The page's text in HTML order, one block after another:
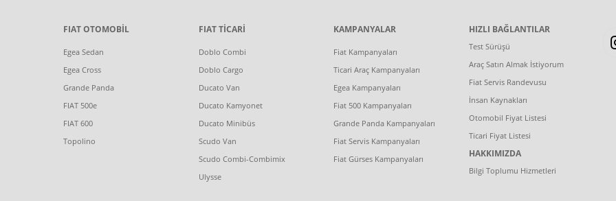
FIAT OTOMOBİL
Egea Sedan
Egea Cross
Grande Panda
FIAT 500e
FIAT 600
Topolino
FIAT TİCARİ
Doblo Combi
Doblo Cargo
Ducato Van
Ducato Kamyonet
Ducato Minibüs
Scudo Van
Scudo Combi-Combimix
Ulysse
KAMPANYALAR
Fiat Kampanyaları
Ticari Araç Kampanyaları
Egea Kampanyaları
Fiat 500 Kampanyaları
Grande Panda Kampanyaları
Fiat Servis Kampanyaları
Fiat Gürses Kampanyaları
HIZLI BAĞLANTILAR
Test Sürüşü
Araç Satın Almak İstiyorum
Fiat Servis Randevusu
İnsan Kaynakları
Otomobil Fiyat Listesi
Ticari Fiyat Listesi
HAKKIMIZDA
Bilgi Toplumu Hizmetleri